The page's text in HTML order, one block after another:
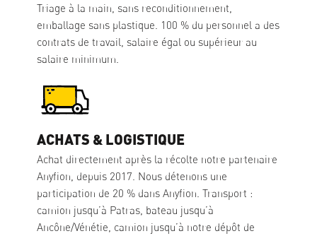
Triage à la main, sans reconditionnement,
emballage sans plastique. 100 % du personnel a des
contrats de travail, salaire égal ou supérieur au
salaire minimum.
ACHATS & LOGISTIQUE
Achat directement après la récolte notre partenaire
Anyfion, depuis 2017. Nous détenons une
participation de 20 % dans Anyfion. Transport :
camion jusqu’à Patras, bateau jusqu’à
Ancône/Vénétie, camion jusqu’à notre dépôt de